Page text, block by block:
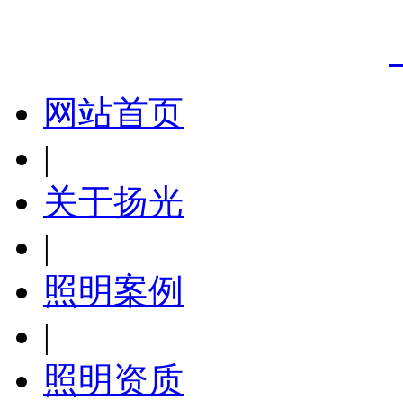
网站首页
|
关于扬光
|
照明案例
|
照明资质